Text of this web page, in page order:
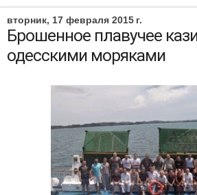
вторник, 17 февраля 2015 г.
Брошенное плавучее
одесскими моряками